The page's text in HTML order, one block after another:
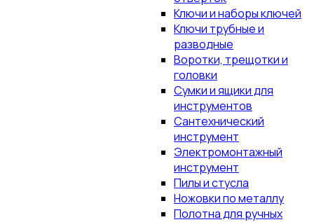
Ключи и наборы ключей
Ключи трубные и
разводные
Воротки, трещотки и
головки
Сумки и ящики для
инструментов
Сантехнический
инструмент
Электромонтажный
инструмент
Пилы и стусла
Ножовки по металлу
Полотна для ручных